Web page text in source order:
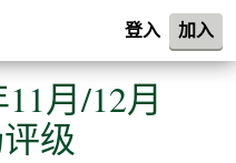
登入 加入
月/12月
级